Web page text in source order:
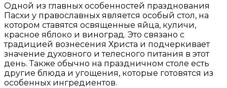
Одной из главных особенностей празднования
Пасхи у православных является особый стол, на
котором ставятся освященные яйца, куличи,
красное яблоко и виноград. Это связано с
традицией вознесения Христа и подчеркивает
значение духовного и телесного питания в этот
день. Также обычно на праздничном столе есть
другие блюда и угощения, которые готовятся из
особенных ингредиентов.